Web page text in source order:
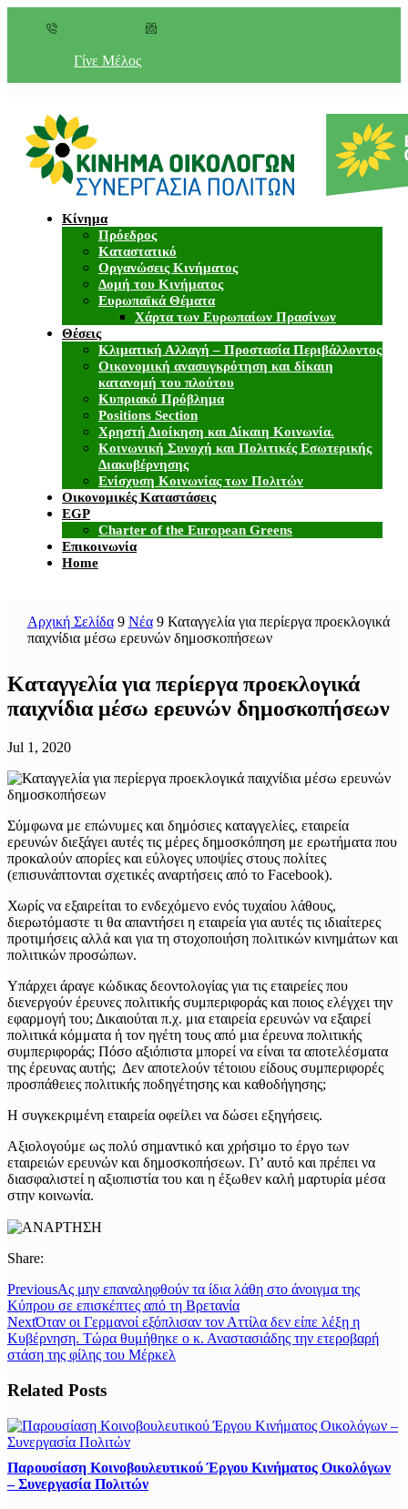
Γίνε Μέλος
Κίνημα
Πρόεδρος
Καταστατικό
Οργανώσεις Κινήματος
Δομή του Κινήματος
Ευρωπαϊκά Θέματα
Χάρτα των Ευρωπαίων Πρασίνων
Θέσεις
Κλιματική Αλλαγή – Προστασία Περιβάλλοντος
Οικονομική ανασυγκρότηση και δίκαιη
κατανομή του πλούτου
Κυπριακό Πρόβλημα
Positions Section
Χρηστή Διοίκηση και Δίκαιη Κοινωνία.
Κοινωνική Συνοχή και Πολιτικές Εσωτερικής
Διακυβέρνησης
Ενίσχυση Κοινωνίας των Πολιτών
Οικονομικές Καταστάσεις
EGP
Charter of the European Greens
Επικοινωνία
Home
Αρχική Σελίδα 9 Νέα 9 Καταγγελία για περίεργα προεκλογικά
παιχνίδια μέσω ερευνών δημοσκοπήσεων
Καταγγελία για περίεργα προεκλογικά
παιχνίδια μέσω ερευνών δημοσκοπήσεων
Jul 1, 2020
Σύμφωνα με επώνυμες και δημόσιες καταγγελίες, εταιρεία
ερευνών διεξάγει αυτές τις μέρες δημοσκόπηση με ερωτήματα που
προκαλούν απορίες και εύλογες υποψίες στους πολίτες
(επισυνάπτονται σχετικές αναρτήσεις από το Facebook).
Χωρίς να εξαιρείται το ενδεχόμενο ενός τυχαίου λάθους,
διερωτόμαστε τι θα απαντήσει η εταιρεία για αυτές τις ιδιαίτερες
προτιμήσεις αλλά και για τη στοχοποιήση πολιτικών κινημάτων και
πολιτικών προσώπων.
Υπάρχει άραγε κώδικας δεοντολογίας για τις εταιρείες που
διενεργούν έρευνες πολιτικής συμπεριφοράς και ποιος ελέγχει την
εφαρμογή του; Δικαιούται π.χ. μια εταιρεία ερευνών να εξαιρεί
πολιτικά κόμματα ή τον ηγέτη τους από μια έρευνα πολιτικής
συμπεριφοράς; Πόσο αξιόπιστα μπορεί να είναι τα αποτελέσματα
της έρευνας αυτής; Δεν αποτελούν τέτοιου είδους συμπεριφορές
προσπάθειες πολιτικής ποδηγέτησης και καθοδήγησης;
Η συγκεκριμένη εταιρεία οφείλει να δώσει εξηγήσεις.
Αξιολογούμε ως πολύ σημαντικό και χρήσιμο το έργο των
εταιρειών ερευνών και δημοσκοπήσεων. Γι’ αυτό και πρέπει να
διασφαλιστεί η αξιοπιστία του και η έξωθεν καλή μαρτυρία μέσα
στην κοινωνία.
Share:
PreviousΑς μην επαναληφθούν τα ίδια λάθη στο άνοιγμα της
Κύπρου σε επισκέπτες από τη Βρετανία
NextΌταν οι Γερμανοί εξόπλισαν τον Αττίλα δεν είπε λέξη η
Κυβέρνηση. Τώρα θυμήθηκε ο κ. Αναστασιάδης την ετεροβαρή
στάση της φίλης του Μέρκελ
Related Posts
Παρουσίαση Κοινοβουλευτικού Έργου Κινήματος Οικολόγων
– Συνεργασία Πολιτών